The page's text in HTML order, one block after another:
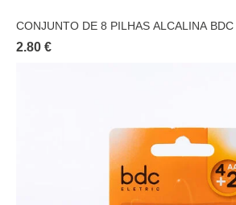
CONJUNTO DE 8 PILHAS ALCALINA
2.80 €